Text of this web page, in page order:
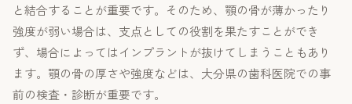
と結合することが重要です。そのため、顎の骨が薄かったり
強度が弱い場合は、支点としての役割を果たすことができ
ず、場合によってはインプラントが抜けてしまうこともあり
ます。顎の骨の厚さや強度などは、大分県の歯科医院での事
前の検査・診断が重要です。